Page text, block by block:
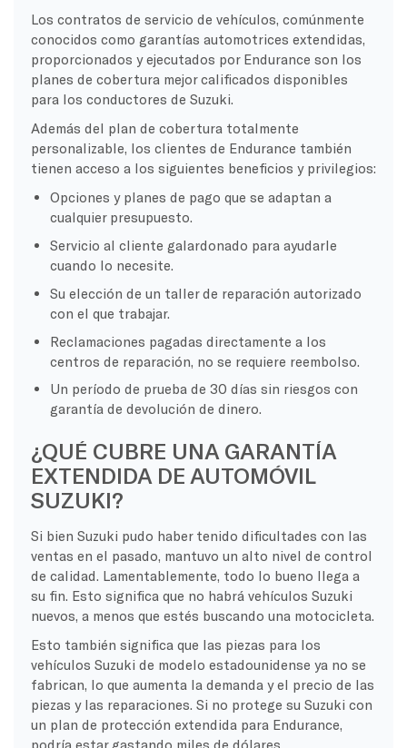
Los contratos de servicio de vehículos, comúnmente
conocidos como garantías automotrices extendidas,
proporcionados y ejecutados por Endurance son los
planes de cobertura mejor calificados disponibles
para los conductores de Suzuki.
Además del plan de cobertura totalmente
personalizable, los clientes de Endurance también
tienen acceso a los siguientes beneficios y privilegios:
Opciones y planes de pago que se adaptan a
cualquier presupuesto.
Servicio al cliente galardonado para ayudarle
cuando lo necesite.
Su elección de un taller de reparación autorizado
con el que trabajar.
Reclamaciones pagadas directamente a los
centros de reparación, no se requiere reembolso.
Un período de prueba de 30 días sin riesgos con
garantía de devolución de dinero.
¿QUÉ CUBRE UNA GARANTÍA
EXTENDIDA DE AUTOMÓVIL
SUZUKI?
Si bien Suzuki pudo haber tenido dificultades con las
ventas en el pasado, mantuvo un alto nivel de control
de calidad. Lamentablemente, todo lo bueno llega a
su fin. Esto significa que no habrá vehículos Suzuki
nuevos, a menos que estés buscando una motocicleta.
Esto también significa que las piezas para los
vehículos Suzuki de modelo estadounidense ya no se
fabrican, lo que aumenta la demanda y el precio de las
piezas y las reparaciones. Si no protege su Suzuki con
un plan de protección extendida para Endurance,
podría estar gastando miles de dólares